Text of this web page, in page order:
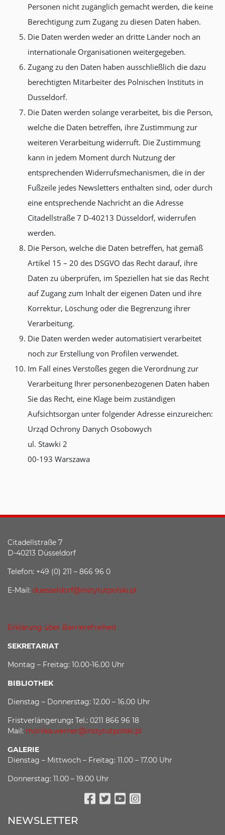
Personen nicht zugänglich gemacht werden, die keine
Berechtigung zum Zugang zu diesen Daten haben.
Die Daten werden weder an dritte Länder noch an
internationale Organisationen weitergegeben.
Zugang zu den Daten haben ausschließlich die dazu
berechtigten Mitarbeiter des Polnischen Instituts in
Dusseldorf.
Die Daten werden solange verarbeitet, bis die Person,
welche die Daten betreffen, ihre Zustimmung zur
weiteren Verarbeitung widerruft. Die Zustimmung
kann in jedem Moment durch Nutzung der
entsprechenden Widerrufsmechanismen, die in der
Fußzeile jedes Newsletters enthalten sind, oder durch
eine entsprechende Nachricht an die Adresse
Citadellstraße 7 D-40213 Düsseldorf, widerrufen
werden.
Die Person, welche die Daten betreffen, hat gemäß
Artikel 15 – 20 des DSGVO das Recht darauf, ihre
Daten zu überprüfen, im Speziellen hat sie das Recht
auf Zugang zum Inhalt der eigenen Daten und ihre
Korrektur, Löschung oder die Begrenzung ihrer
Verarbeitung.
Die Daten werden weder automatisiert verarbeitet
noch zur Erstellung von Profilen verwendet.
Im Fall eines Verstoßes gegen die Verordnung zur
Verarbeitung Ihrer personenbezogenen Daten haben
Sie das Recht, eine Klage beim zuständigen
Aufsichtsorgan unter folgender Adresse einzureichen:
Urząd Ochrony Danych Osobowych
ul. Stawki 2
00-193 Warszawa
Citadellstraße 7
D-40213 Düsseldorf
Telefon: +49 (0) 211 – 866 96 0
E-Mail: duesseldorf@instytutpolski.pl
Erklärung über Barrierefreiheit
SEKRETARIAT
Montag – Freitag: 10.00-16.00 Uhr
BIBLIOTHEK
Dienstag – Donnerstag: 12.00 – 16.00 Uhr
Fristverlängerung: Tel.: 0211 866 96 18
Mail: monika.werner@instytutpolski.pl
GALERIE
Dienstag – Mittwoch – Freitag: 11.00 – 17.00 Uhr
Donnerstag: 11.00 – 19.00 Uhr
NEWSLETTER